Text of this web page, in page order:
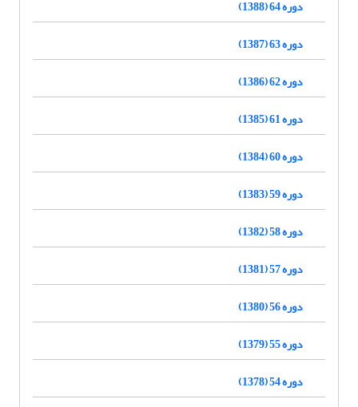
دوره 64 (1388)
دوره 63 (1387)
دوره 62 (1386)
دوره 61 (1385)
دوره 60 (1384)
دوره 59 (1383)
دوره 58 (1382)
دوره 57 (1381)
دوره 56 (1380)
دوره 55 (1379)
دوره 54 (1378)